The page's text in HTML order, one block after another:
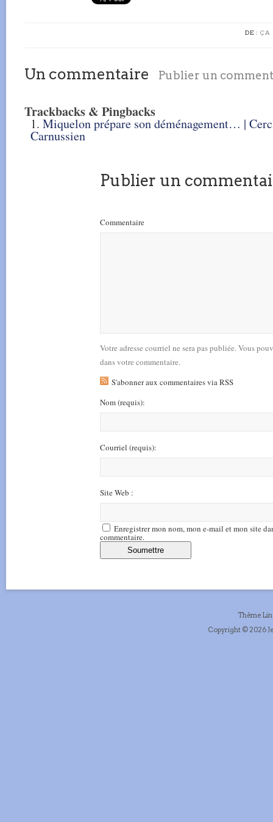
DE : ÇA
Un commentaire Publier un
Trackbacks & Pingbacks
Miquelon prépare son déménagement… |
Carnussien
Publier un
Commentaire
Votre adresse courriel ne sera pas publiée. Vous
dans votre commentaire.
S'abonner aux commentaires via RSS
Nom(requis):
Courriel (requis):
Site Web :
Enregistrer mon nom, mon e-mail et mon site
commentaire.
Thème
Copyright © 2026